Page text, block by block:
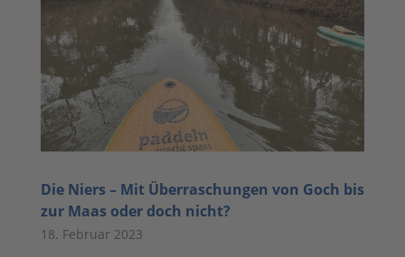
Die Niers – Mit Überraschungen von Goch bis
zur Maas oder doch nicht?
18. Februar 2023